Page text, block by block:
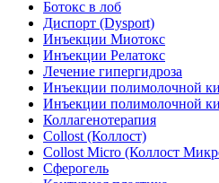
Ботокс в лоб
Диспорт (Dysport)
Инъекции Миотокс
Инъекции Релатокс
Лечение гипергидроза
Инъекции полимолочной
Инъекции полимолочной
Коллагенотерапия
Collost (Коллост)
Collost Micro (Коллост
Сферогель